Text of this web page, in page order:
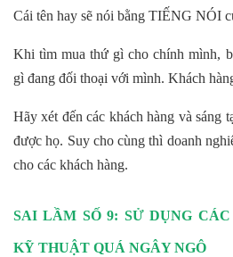
Cái tên hay sẽ nói bằng TIẾNG NÓI
Khi tìm mua thứ gì cho chính mình,
gì đang đối thoại với mình. Khách
Hãy xét đến các khách hàng và sáng
được họ. Suy cho cùng thì doanh
cho các khách hàng.
SAI LẦM SỐ 9: SỬ DỤNG
KỸ THUẬT QUÁ NGÂY NGÔ